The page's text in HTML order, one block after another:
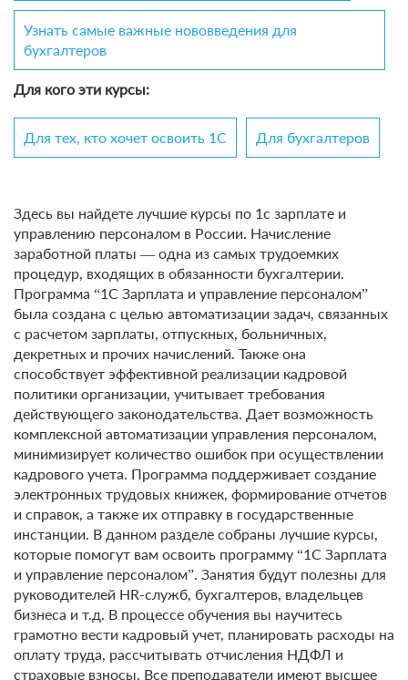
Узнать самые важные нововведения для
бухгалтеров
Для кого эти курсы:
Для тех, кто хочет освоить 1С Для бухгалтеров
Здесь вы найдете лучшие курсы по 1с зарплате и
управлению персоналом в России. Начисление
заработной платы ― одна из самых трудоемких
процедур, входящих в обязанности бухгалтерии.
Программа “1С Зарплата и управление персоналом”
была создана с целью автоматизации задач, связанных
с расчетом зарплаты, отпускных, больничных,
декретных и прочих начислений. Также она
способствует эффективной реализации кадровой
политики организации, учитывает требования
действующего законодательства. Дает возможность
комплексной автоматизации управления персоналом,
минимизирует количество ошибок при осуществлении
кадрового учета. Программа поддерживает создание
электронных трудовых книжек, формирование отчетов
и справок, а также их отправку в государственные
инстанции. В данном разделе собраны лучшие курсы,
которые помогут вам освоить программу “1С Зарплата
и управление персоналом”. Занятия будут полезны для
руководителей HR-служб, бухгалтеров, владельцев
бизнеса и т.д. В процессе обучения вы научитесь
грамотно вести кадровый учет, планировать расходы на
оплату труда, рассчитывать отчисления НДФЛ и
страховые взносы. Все преподаватели имеют высшее